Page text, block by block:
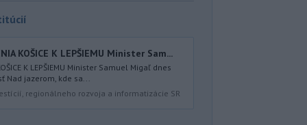
KOŠICE K LEPŠIEMU Minister Sam...
K LEPŠIEMU Minister Samuel Migaľ dnes
Nad jazerom, kde sa...
regionálneho rozvoja a informatizácie SR